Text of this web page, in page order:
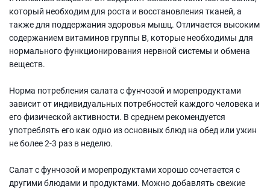
который необходим для роста и восстановления тканей, а
также для поддержания здоровья мышц. Отличается высоким
содержанием витаминов группы В, которые необходимы для
нормального функционирования нервной системы и обмена
веществ.
Норма потребления салата с фунчозой и морепродуктами
зависит от индивидуальных потребностей каждого человека и
его физической активности. В среднем рекомендуется
употреблять его как одно из основных блюд на обед или ужин
не более 2-3 раз в неделю.
Салат с фунчозой и морепродуктами хорошо сочетается с
другими блюдами и продуктами. Можно добавлять свежие